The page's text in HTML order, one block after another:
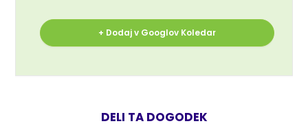
+ Dodaj v Googlov Koledar
DELI TA DOGODEK